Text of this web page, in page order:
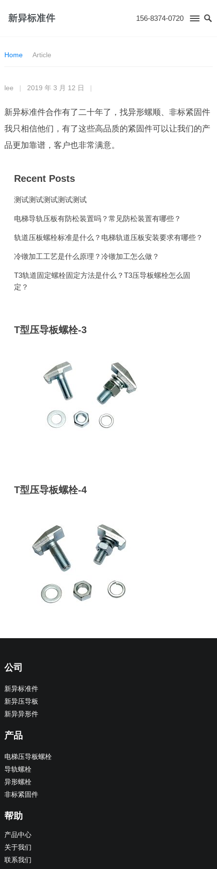
156-8374-0720
Home Article
lee 2019 年 3 月 12 日
新异标准件合作有了二十年了，找异形螺顺、非标紧固件
我只相信他们，有了这些高品质的紧固件可以让我们的产
品更加靠谱，客户也非常满意。
Recent Posts
测试测试测试测试测试
电梯导轨压板有防松装置吗？常见防松装置有哪些？
轨道压板螺栓标准是什么？电梯轨道压板安装要求有哪些？
冷镦加工工艺是什么原理？冷镦加工怎么做？
T3轨道固定螺栓固定方法是什么？T3压导板螺栓怎么固
定？
T型压导板螺栓-3
T型压导板螺栓-4
公司
新异标准件
新异压导板
新异异形件
产品
电梯压导板螺栓
导轨螺栓
异形螺栓
非标紧固件
帮助
产品中心
关于我们
联系我们